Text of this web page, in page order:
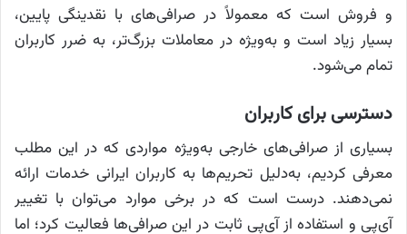
و فروش است که معمولاً در صرافی‌های با نقدینگی پایین،
بسیار زیاد است و به‌ویژه در معاملات بزرگ‌تر، به ضرر کاربران
تمام می‌شود.
دسترسی برای کاربران
بسیاری از صرافی‌های خارجی به‌ویژه مواردی که در این مطلب
معرفی کردیم، به‌دلیل تحریم‌ها به کاربران ایرانی خدمات ارائه
نمی‌دهند. درست است که در برخی موارد می‌توان با تغییر
آی‌پی و استفاده از آی‌پی ثابت در این صرافی‌ها فعالیت کرد؛ اما